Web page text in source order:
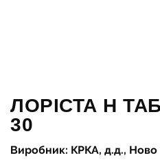
ЛОРІСТА Н
30
Виробник: КРКА, д.д., Ново